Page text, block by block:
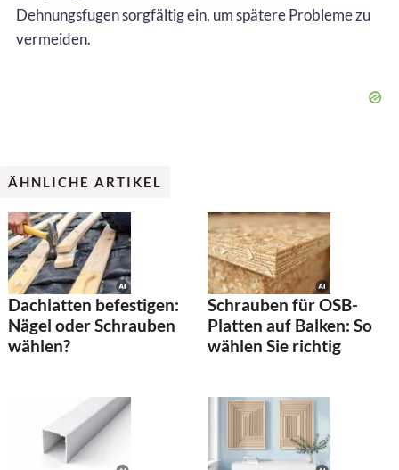
Dehnungsfugen sorgfältig ein, um spätere Probleme zu
vermeiden.
ÄHNLICHE ARTIKEL
Dachlatten befestigen:
Nägel oder Schrauben
wählen?
Schrauben für OSB-
Platten auf Balken: So
wählen Sie richtig